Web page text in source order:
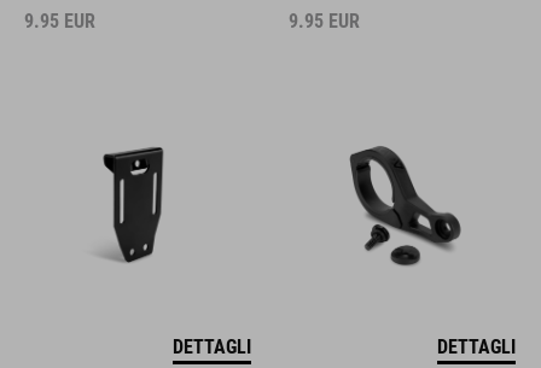
9.95 EUR
DETTAGLI
9.95 EUR
DETTAGLI